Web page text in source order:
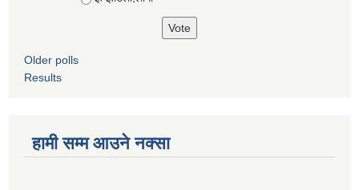
Older polls
Results
हामी सम्म आउने नक्सा